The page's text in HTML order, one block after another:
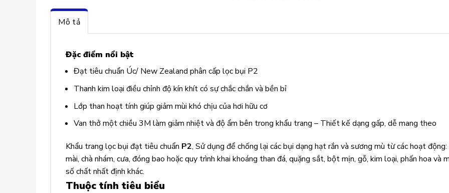
Mô tả
Đặc điểm nổi bật
Đạt tiêu chuẩn Úc/ New Zealand phân cấp lọc bụi P2
Thanh kim loại điều chỉnh độ kín khít có sự chắc chắn và bền bỉ
Lớp than hoạt tính giúp giảm mùi khó chịu của hơi hữu cơ
Van thở một chiều 3M làm giảm nhiệt và độ ẩm bên trong khẩu trang – Thiết kế dạng gấp, dễ mang theo
Khẩu trang lọc bụi đạt tiêu chuẩn P2, Sử dụng để chống lại các bụi dạng hạt rắn và sương mù từ các hoạt động:
mài, chà nhám, cưa, đóng bao hoặc quy trình khai khoáng than đá, quặng sắt, bột mịn, gỗ, kim loại, phấn hoa và
số chất nhất định khác.
Thuộc tính tiêu biểu